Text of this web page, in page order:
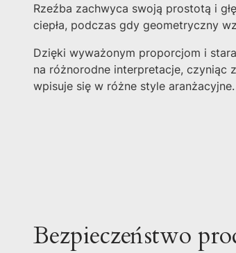
Rzeźba zachwyca swoją prostotą i
ciepła, podczas gdy geometryczny
Dzięki wyważonym proporcjom i
na różnorodne interpretacje, czyniąc
wpisuje się w różne style aranżacyjne.
Bezpieczeństwo